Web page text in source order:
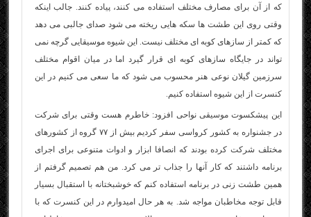
که از آن برای مصارف مختلف استفاده می کنند، پیاده کنند. جالب اینکه
وقتی روی این طشت ها سکه هایی ریخته می شود صدای جالبی می دهد
که کمتر از سازهای کوبه ای مختلف نیست. این شیوه موسیقایی گرچه نمی
تواند در جایگاه سازهای کوبه ای قرار گیرد اما در میان اقوام مختلف
سرزمین گیلان نوعی هنر محسوب می شود که ما سعی می کنیم در این
کنسرت از این شیوه استفاده کنیم.
این پیشکسوت موسیقینواحی افزود: خاطرم هست وقتی برای شرکت
در جشنواره به کشور کرواسی سفر کردیم بیش از ۷۷ گروه از کشورهای
مختلف شرکت کرده بودند که انصافا ابزار و ادوات متنوعی برای اجرای
برنامه داشتند که کار آنها را جذاب تر می کرد. من هم تصمیم گرفتم از
همین طشت زنی در برنامه استفاده کنم که خوشبختانه با استقبال بسیار
قابل توجه مخاطبان مواجه شد. به هر حال امیدوارم در این کنسرت که با